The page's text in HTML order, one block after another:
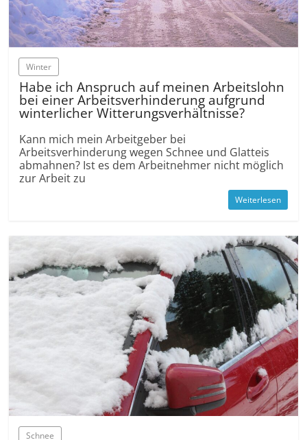
Winter
Habe ich Anspruch auf meinen Arbeitslohn
bei einer Arbeitsverhinderung aufgrund
winterlicher Witterungsverhältnisse?
Kann mich mein Arbeitgeber bei
Arbeitsverhinderung wegen Schnee und Glatteis
abmahnen? Ist es dem Arbeitnehmer nicht möglich
zur Arbeit zu
Weiterlesen
Schnee